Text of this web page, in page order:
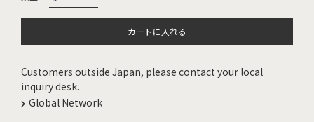
カートに入れる
Customers outside Japan, please contact your local
inquiry desk.
Global Network